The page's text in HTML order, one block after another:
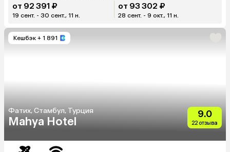
от 92 391 ₽
19 сент. - 30 сент., 11 н.
от 93 302 ₽
28 сент. - 9 окт., 11 н.
Кешбэк + 1 891
Фатих, Стамбул, Турция
Mahya Hotel
9.0
22 отзыва